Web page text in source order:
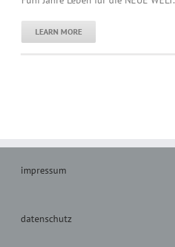
LEARN MORE
impressum
datenschutz